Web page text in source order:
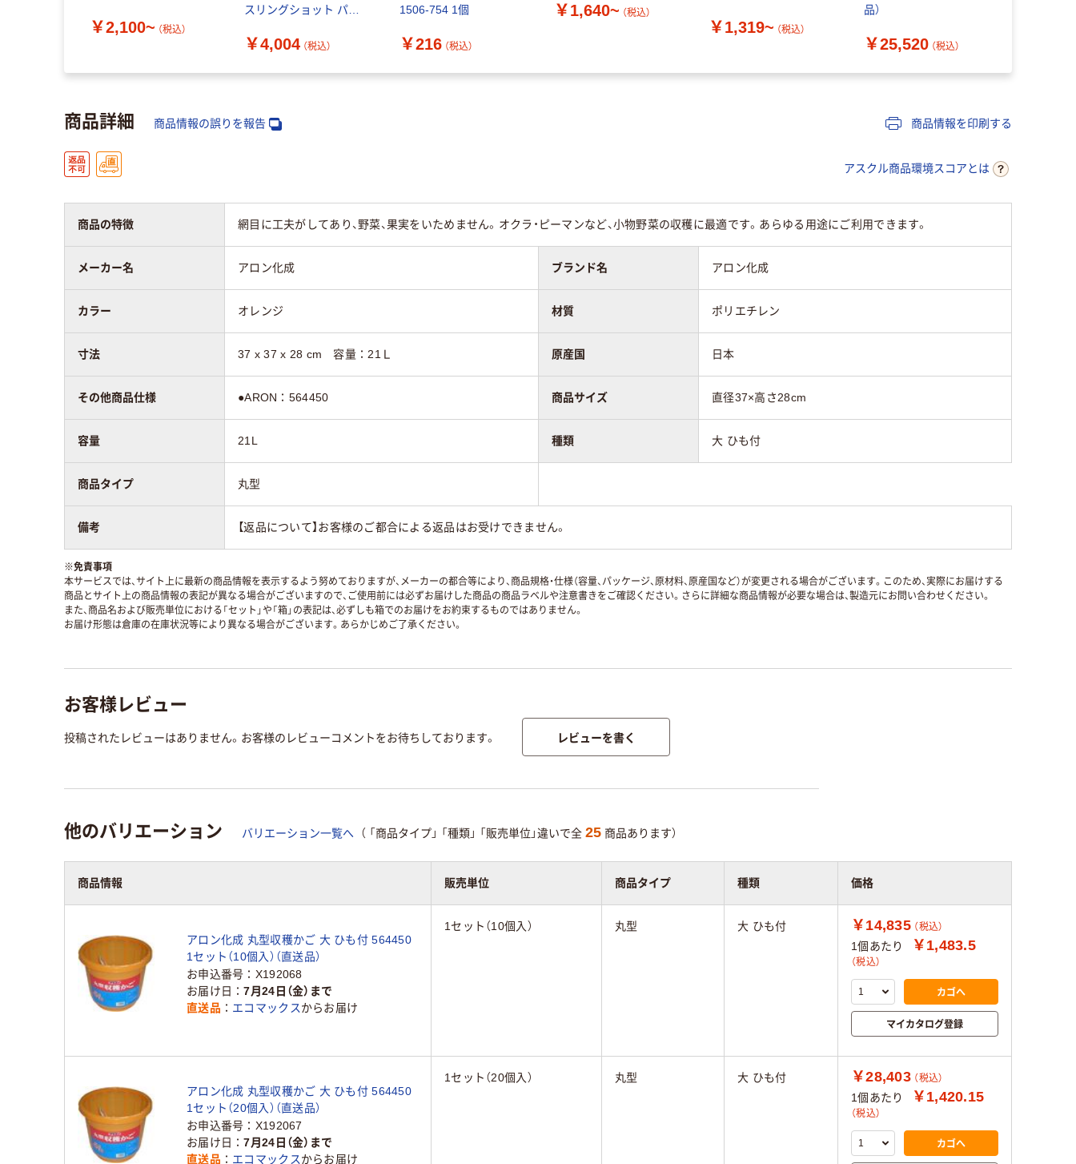
￥2,100~ （税込）
スリングショット パチ
対策 DL-80221 1個（直
￥4,004 （税込）
1506-754 1個
￥216 （税込）
￥1,640~ （税込）
￥1,319~ （税込）
品）
￥25,520 （税込）
商品詳細 商品情報の誤りを報告 商品情報を印刷する
アスクル商品環境スコアとは
商品の特徴 網目に工夫がしてあり、野菜、果実をいためません。オクラ・ピーマンなど、小物野菜の収穫に最適です。あらゆる用途にご利用できます。
メーカー名 アロン化成 ブランド名 アロン化成
カラー オレンジ 材質 ポリエチレン
寸法 37 x 37 x 28 cm 容量：21Ｌ 原産国 日本
その他商品仕様 ●ARON：564450 商品サイズ 直径37×高さ28cm
容量 21L 種類 大 ひも付
商品タイプ 丸型
備考 【返品について】お客様のご都合による返品はお受けできません。
※免責事項
本サービスでは、サイト上に最新の商品情報を表示するよう努めておりますが、メーカーの都合等により、商品規格・仕様（容量、パッケージ、原材料、原産国など）が変更される場合がございます。このため、実際にお届けする
商品とサイト上の商品情報の表記が異なる場合がございますので、ご使用前には必ずお届けした商品の商品ラベルや注意書きをご確認ください。さらに詳細な商品情報が必要な場合は、製造元にお問い合わせください。
また、商品名および販売単位における「セット」や「箱」の表記は、必ずしも箱でのお届けをお約束するものではありません。
お届け形態は倉庫の在庫状況等により異なる場合がございます。あらかじめご了承ください。
お客様レビュー
投稿されたレビューはありません。お客様のレビューコメントをお待ちしております。 レビューを書く
他のバリエーション バリエーション一覧へ （ 「商品タイプ」 「種類」 「販売単位」違いで全 25 商品あります）
商品情報 販売単位 商品タイプ 種類 価格
アロン化成 丸型収穫かご 大 ひも付 564450
1セット（10個入）（直送品）
お申込番号
X192068
お届け日
7月24日（金）まで
直送品
エコマックスからお届け
1セット（10個入） 丸型 大 ひも付 ￥14,835 （税込）
1個あたり ￥1,483.5
（税込）
カゴへ
マイカタログ登録
アロン化成 丸型収穫かご 大 ひも付 564450
1セット（20個入）（直送品）
お申込番号
X192067
お届け日
7月24日（金）まで
直送品
エコマックスからお届け
1セット（20個入） 丸型 大 ひも付 ￥28,403 （税込）
1個あたり ￥1,420.15
（税込）
カゴへ